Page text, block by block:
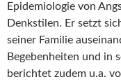
Epidemiologie von
Denkstilen. Er setzt
seiner Familie
Begebenheiten und in
berichtet zudem u.a.